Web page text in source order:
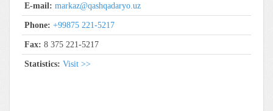
E-mail: markaz@qashqadaryo.uz
Phone: +99875 221-5217
Fax: 8 375 221-5217
Statistics: Visit >>